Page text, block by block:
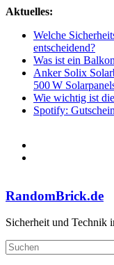
Zum
springen
Aktuelles:
Welche
entscheidend?
Was ist ein
Anker Solix
500 W
Wie wichtig ist
Spotify:
RandomBrick.de
Sicherheit und Technik